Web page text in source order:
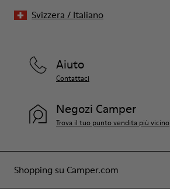
Shopping su Camper.com
Aiuto
Contattaci
Negozi Camper
Trova il tuo punto vendita più vicino
Svizzera / Italiano